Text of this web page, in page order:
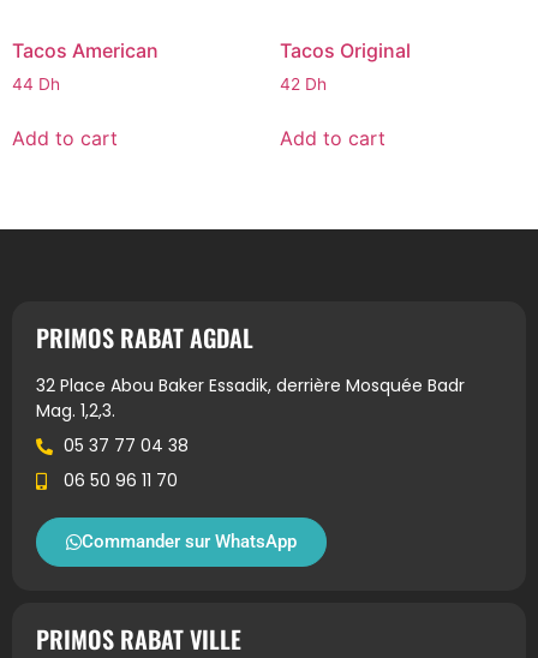
Tacos American
44 Dh
Add to cart
Tacos Original
42 Dh
Add to cart
PRIMOS RABAT AGDAL
32 Place Abou Baker Essadik, derrière Mosquée Badr
Mag. 1,2,3.
05 37 77 04 38
06 50 96 11 70
Commander sur WhatsApp
PRIMOS RABAT VILLE